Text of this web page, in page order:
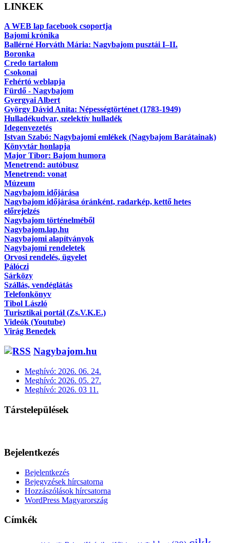
LINKEK
A WEB lap facebook csoportja
Bajomi krónika
Ballérné Horváth Mária: Nagybajom pusztái I–II.
Boronka
Credo tartalom
Csokonai
Fehértó weblapja
Fürdő - Nagybajom
Gyergyai Albert
György Dávid Anita: Népességtörténet (1783-1949)
Hulladékudvar, szelektív hulladék
Idegenvezetés
Istvan Szabó: Nagybajomi emlékek (Nagybajom Barátainak)
Könyvtár honlapja
Major Tibor: Bajom humora
Menetrend: autóbusz
Menetrend: vonat
Múzeum
Nagybajom időjárása
Nagybajom időjárása óránként, radarkép, kettő hetes
előrejelzés
Nagybajom történelméből
Nagybajom.lap.hu
Nagybajomi alapítványok
Nagybajomi rendeletek
Orvosi rendelés, ügyelet
Pálóczi
Sárközy
Szállás, vendéglátás
Telefonkönyv
Tibol László
Turisztikai portál (Zs.V.K.E.)
Videók (Youtube)
Virág Benedek
Nagybajom.hu
Meghívó: 2026. 06. 24.
Meghívó: 2026. 05. 27.
Meghívó: 2026. 03 11.
Társtelepülések
Bejelentkezés
Bejelentkezés
Bejegyzések hírcsatorna
Hozzászólások hírcsatorna
WordPress Magyarország
Címkék